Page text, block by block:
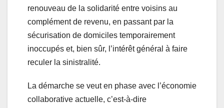
renouveau de la solidarité entre voisins au
complément de revenu, en passant par la
sécurisation de domiciles temporairement
inoccupés et, bien sûr, l’intérêt général à faire
reculer la sinistralité.
La démarche se veut en phase avec l’économie
collaborative actuelle, c’est-à-dire